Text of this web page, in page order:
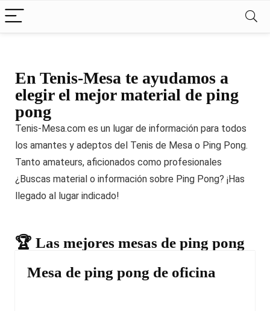
En Tenis-Mesa te ayudamos a
elegir el mejor material de ping
pong
Tenis-Mesa.com es un lugar de información para todos
los amantes y adeptos del Tenis de Mesa o Ping Pong.
Tanto amateurs, aficionados como profesionales
¿Buscas material o información sobre Ping Pong? ¡Has
llegado al lugar indicado!
🏆 Las mejores mesas de ping pong
Mesa de ping pong de oficina